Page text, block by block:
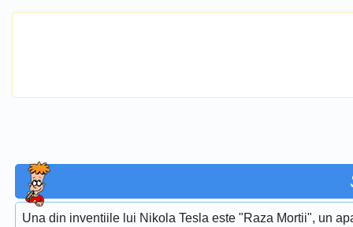
Una din inventiile lui Nikola Tesla este "Raza Mortii", un